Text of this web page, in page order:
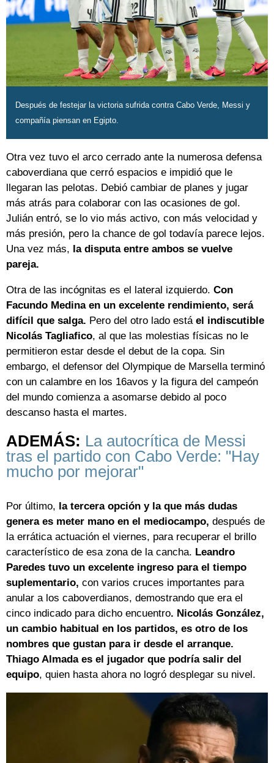
Después de festejar la victoria sufrida contra Cabo Verde, Messi y
compañía piensan en Egipto.
Otra vez tuvo el arco cerrado ante la numerosa defensa
caboverdiana que cerró espacios e impidió que le
llegaran las pelotas. Debió cambiar de planes y jugar
más atrás para colaborar con las ocasiones de gol.
Julián entró, se lo vio más activo, con más velocidad y
más presión, pero la chance de gol todavía parece lejos.
Una vez más, la disputa entre ambos se vuelve
pareja.
Otra de las incógnitas es el lateral izquierdo. Con
Facundo Medina en un excelente rendimiento, será
difícil que salga. Pero del otro lado estáel indiscutible
Nicolás Tagliafico, al que las molestias físicas no le
permitieron estar desde el debut de la copa. Sin
embargo, el defensor del Olympique de Marsella terminó
con un calambre en los 16avos y la figura del campeón
del mundo comienza a asomarse debido al poco
descanso hasta el martes.
ADEMÁS: La autocrítica de Messi
tras el partido con Cabo Verde: "Hay
mucho por mejorar"
Por último, la tercera opción y la que más dudas
genera es meter mano en el mediocampo, después de
la errática actuación el viernes, para recuperar el brillo
característico de esa zona de la cancha. Leandro
Paredes tuvo un excelente ingreso para el tiempo
suplementario, con varios cruces importantes para
anular a los caboverdianos, demostrando que era el
cinco indicado para dicho encuentro. Nicolás González,
un cambio habitual en los partidos, es otro de los
nombres que gustan para ir desde el arranque.
Thiago Almada es el jugador que podría salir del
equipo, quien hasta ahora no logró desplegar su nivel.